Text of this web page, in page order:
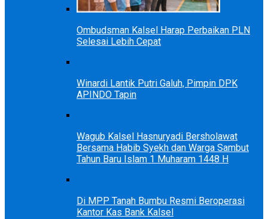
Ombudsman Kalsel Harap Perbaikan PLN
Selesai Lebih Cepat
Winardi Lantik Putri Galuh, Pimpin DPK
APINDO Tapin
Wagub Kalsel Hasnuryadi Bersholawat
Bersama Habib Syekh dan Warga Sambut
Tahun Baru Islam 1 Muharam 1448 H
Di MPP Tanah Bumbu Resmi Beroperasi
Kantor Kas Bank Kalsel